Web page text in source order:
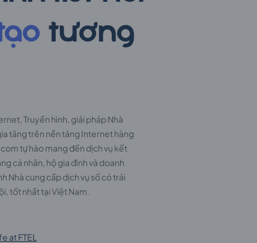
tương
Truyền hình, giải pháp Nhà
tăng trên nền tảng Internet hàng
tự hào mang đến dịch vụ kết
cá nhân, hộ gia đình và doanh
Nhà cung cấp dịch vụ số có trải
tốt nhất tại Việt Nam.
at FTEL